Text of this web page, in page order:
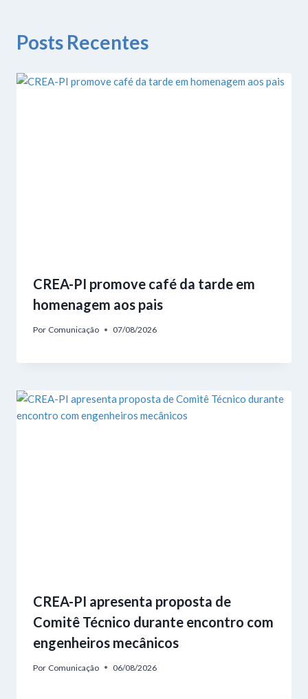
Posts Recentes
CREA-PI promove café da tarde em
homenagem aos pais
Por Comunicação 07/08/2026
CREA-PI apresenta proposta de
Comitê Técnico durante encontro com
engenheiros mecânicos
Por Comunicação 06/08/2026